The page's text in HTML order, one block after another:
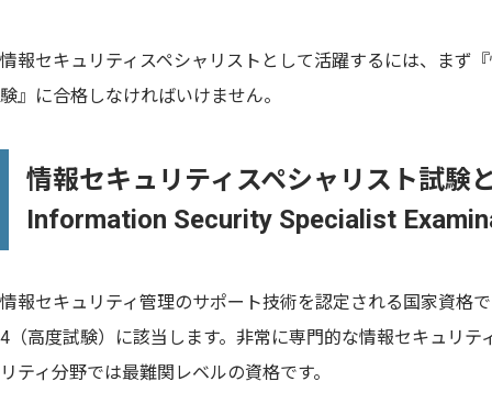
情報セキュリティスペシャリストとして活躍するには、まず
験』に合格しなければいけません。
情報セキュリティスペシャリスト試験
Information Security Specialist
情報セキュリティ管理のサポート技術を認定される国家資格
4（高度試験）に該当します。非常に専門的な情報セキュリ
リティ分野では最難関レベルの資格です。